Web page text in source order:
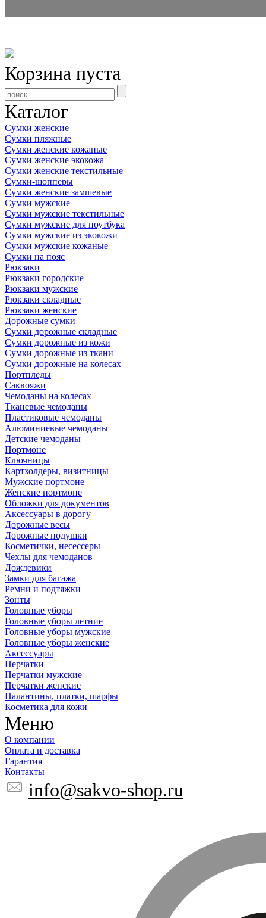
Корзина пуста
Каталог
Сумки женские
Сумки пляжные
Сумки женские кожаные
Сумки женские экокожа
Сумки женские текстильные
Сумки-шопперы
Сумки женские замшевые
Сумки мужские
Сумки мужские текстильные
Сумки мужские для ноутбука
Сумки мужские из экокожи
Сумки мужские кожаные
Сумки на пояс
Рюкзаки
Рюкзаки городские
Рюкзаки мужские
Рюкзаки складные
Рюкзаки женские
Дорожные сумки
Сумки дорожные складные
Сумки дорожные из кожи
Сумки дорожные из ткани
Сумки дорожные на колесах
Портпледы
Саквояжи
Чемоданы на колесах
Тканевые чемоданы
Пластиковые чемоданы
Алюминиевые чемоданы
Детские чемоданы
Портмоне
Ключницы
Картхолдеры, визитницы
Мужские портмоне
Женские портмоне
Обложки для документов
Аксессуары в дорогу
Дорожные весы
Дорожные подушки
Косметички, несессеры
Чехлы для чемоданов
Дождевики
Замки для багажа
Ремни и подтяжки
Зонты
Головные уборы
Головные уборы летние
Головные уборы мужские
Головные уборы женские
Аксессуары
Перчатки
Перчатки мужские
Перчатки женские
Палантины, платки, шарфы
Косметика для кожи
Меню
О компании
Оплата и доставка
Гарантия
Контакты
info@sakvo-shop.ru